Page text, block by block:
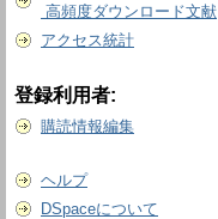
高頻度ダウンロード文献
アクセス統計
登録利用者:
購読情報編集
ヘルプ
DSpaceについて